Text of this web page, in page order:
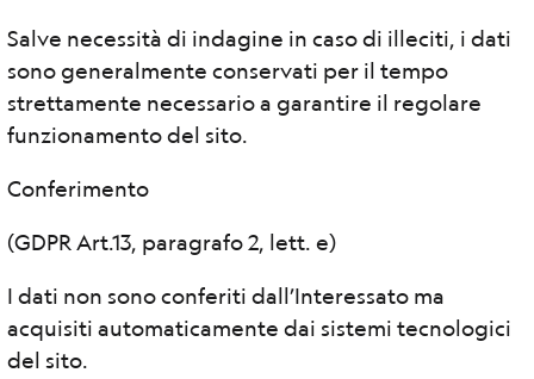
Salve necessità di indagine in caso di illeciti, i dati
sono generalmente conservati per il tempo
strettamente necessario a garantire il regolare
funzionamento del sito.
Conferimento
(GDPR Art.13, paragrafo 2, lett. e)
I dati non sono conferiti dall’Interessato ma
acquisiti automaticamente dai sistemi tecnologici
del sito.